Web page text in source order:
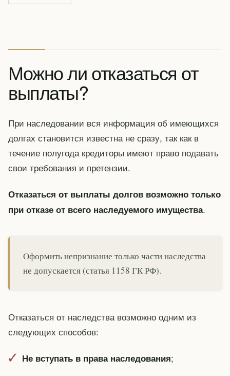
Можно ли отказаться от
выплаты?
При наследовании вся информация об имеющихся
долгах становится известна не сразу, так как в
течение полугода кредиторы имеют право подавать
свои требования и претензии.
Отказаться от выплаты долгов возможно только
при отказе от всего наследуемого имущества.
Оформить непризнание только части наследства
не допускается (статья 1158 ГК РФ).
Отказаться от наследства возможно одним из
следующих способов:
Не вступать в права наследования;